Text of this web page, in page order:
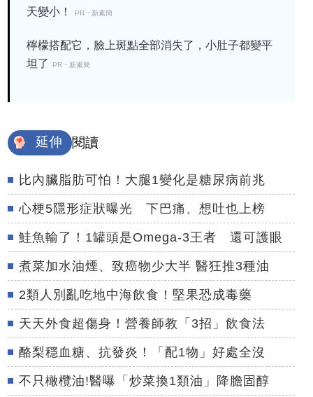
天變小！
PR・新素簡
檸檬搭配它，臉上斑點全部消失了，小肚子都變平
坦了
PR・新素簡
延伸 閱讀
比內臟脂肪可怕！大腿1變化是糖尿病前兆
心梗5隱形症狀曝光 下巴痛、想吐也上榜
鮭魚輸了！1罐頭是Omega-3王者 還可護眼
煮菜加水油煙、致癌物少大半 醫狂推3種油
2類人別亂吃地中海飲食！堅果恐成毒藥
天天外食超傷身！營養師教「3招」飲食法
酪梨穩血糖、抗發炎！「配1物」好處全沒
不只橄欖油!醫曝「炒菜換1類油」降膽固醇